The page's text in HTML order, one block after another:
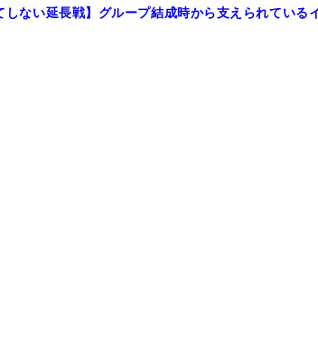
しない延長戦】グループ結成時から支えられている